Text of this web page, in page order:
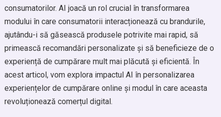
consumatorilor. AI joacă un rol crucial în transformarea
modului în care consumatorii interacționează cu brandurile,
ajutându-i să găsească produsele potrivite mai rapid, să
primească recomandări personalizate și să beneficieze de o
experiență de cumpărare mult mai plăcută și eficientă. În
acest articol, vom explora impactul AI în personalizarea
experiențelor de cumpărare online și modul în care aceasta
revoluționează comerțul digital.